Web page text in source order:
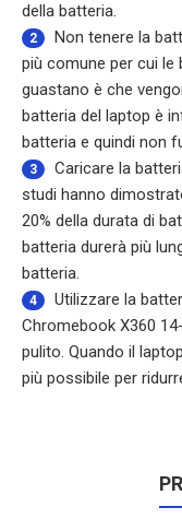
della batteria.
2
Non tenere la
più comune per cui
guastano è che
batteria del laptop è
batteria e quindi non
3
Caricare la
studi hanno
20% della durata di
batteria durerà più
batteria.
4 Utilizzare la
Chromebook X360
pulito. Quando il
più possibile per